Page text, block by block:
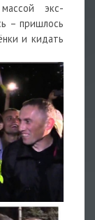
экс-
– пришлось
и кидать